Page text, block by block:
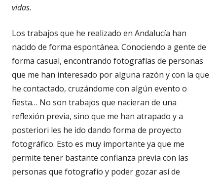
vidas.
Los trabajos que he realizado en Andalucía han
nacido de forma espontánea. Conociendo a gente de
forma casual, encontrando fotografías de personas
que me han interesado por alguna razón y con la que
he contactado, cruzándome con algún evento o
fiesta… No son trabajos que nacieran de una
reflexión previa, sino que me han atrapado y a
posteriori les he ido dando forma de proyecto
fotográfico. Esto es muy importante ya que me
permite tener bastante confianza previa con las
personas que fotografío y poder gozar así de